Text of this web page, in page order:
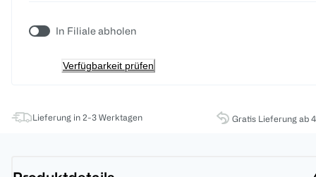
In Filiale abholen
Verfügbarkeit prüfen
Lieferung in 2-3 Werktagen Gratis Lieferung ab